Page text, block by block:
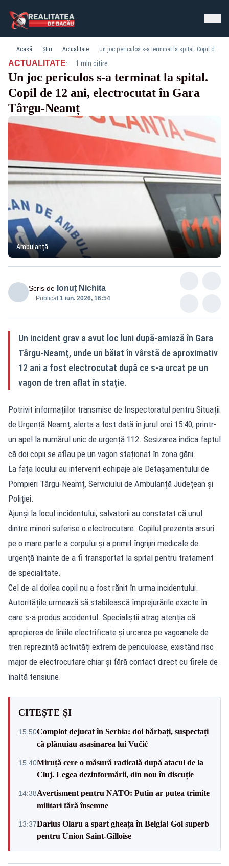
Acasă Știri Actualitate Un joc periculos s-a terminat la spital. Copil de 12 ani, electrocutat în Gara Târgu-Neamț
ACTUALITATE· 1 min citire
Un joc periculos s-a terminat la spital.
Copil de 12 ani, electrocutat în Gara
Târgu-Neamț
Ambulanță
Scris de Ionuț Nichita
Publicat:1 iun. 2026, 16:54
Un incident grav a avut loc luni după-amiază în Gara
Târgu-Neamț, unde un băiat în vârstă de aproximativ
12 ani a fost electrocutat după ce s-a urcat pe un
vagon de tren aflat în stație.
Potrivit informațiilor transmise de Inspectoratul pentru Situații
de Urgență Neamț, alerta a fost dată în jurul orei 15:40, printr-
un apel la numărul unic de urgență 112. Sesizarea indica faptul
că doi copii se aflau pe un vagon staționat în zona gării.
La fața locului au intervenit echipaje ale Detașamentului de
Pompieri Târgu-Neamț, Serviciului de Ambulanță Județean și
Poliției.
Ajunși la locul incidentului, salvatorii au constatat că unul
dintre minori suferise o electrocutare. Copilul prezenta arsuri
pe o mare parte a corpului și a primit îngrijiri medicale de
urgență înainte de a fi transportat la spital pentru tratament
de specialitate.
Cel de-al doilea copil nu a fost rănit în urma incidentului.
Autoritățile urmează să stabilească împrejurările exacte în
care s-a produs accidentul. Specialiștii atrag atenția că
apropierea de liniile electrificate și urcarea pe vagoanele de
tren reprezintă activități extrem de periculoase, existând risc
major de electrocutare chiar și fără contact direct cu firele de
înaltă tensiune.
CITEȘTE ȘI
15:50Complot dejucat în Serbia: doi bărbați, suspectați
că plănuiau asasinarea lui Vučić
15:40Miruță cere o măsură radicală după atacul de la
Cluj. Legea dezinformării, din nou în discuție
14:38Avertisment pentru NATO: Putin ar putea trimite
militari fără însemne
13:37Darius Olaru a spart gheața în Belgia! Gol superb
pentru Union Saint-Gilloise